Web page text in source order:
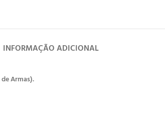
INFORMAÇÃO ADICIONAL
Armas).